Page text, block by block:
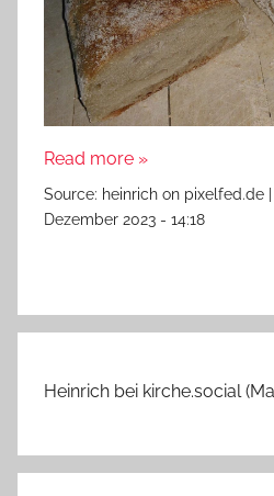
Read more »
Source: heinrich on pixelfed.de
Dezember 2023 - 14:18
Heinrich bei kirche.social